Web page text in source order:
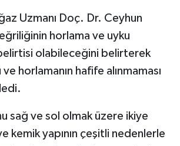
Uzmanı Doç. Dr. Ceyhun
horlama ve uyku
olabileceğini belirterek
ve horlamanın hafife alınmaması
sağ ve sol olmak üzere ikiye
kemik yapının çeşitli nedenlerle